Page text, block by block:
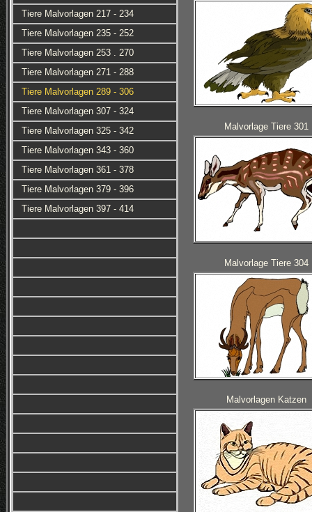
Tiere Malvorlagen 217 - 234
Tiere Malvorlagen 235 - 252
Tiere Malvorlagen 253 . 270
Tiere Malvorlagen 271 - 288
Tiere Malvorlagen 289 - 306
Tiere Malvorlagen 307 - 324
Tiere Malvorlagen 325 - 342
Tiere Malvorlagen 343 - 360
Tiere Malvorlagen 361 - 378
Tiere Malvorlagen 379 - 396
Tiere Malvorlagen 397 - 414
Malvorlage Tiere 301
Malvorlage Tiere 304
Malvorlagen Katzen